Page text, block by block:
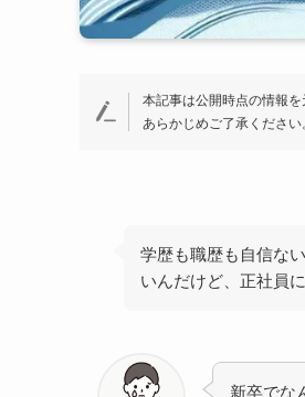
本記事は公開時点の情報
あらかじめご了承ください
学歴も職歴も自信な
いんだけど、正社員
新卒でな